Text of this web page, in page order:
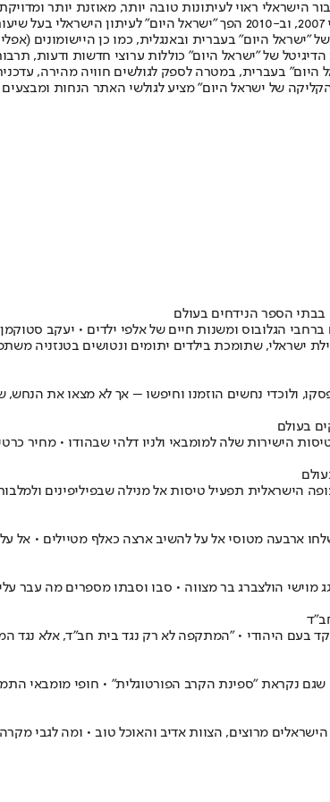
ראוי לעיתונות טובה יותר, מאוזנת יותר
תשלום. המהדורה המודפסת הראשונה פורסמה ב-30 ביולי 2007, וב-
של "ישראל היום" כוללות ערוצי חדשות ודעות,
היום" בעברית, במטרה לספק לגולשים חוויה מהירה,
של ישראל היום" מציע לגולשי האתר הנחות
הספר הנידחים בעולם
ישראלי, שתומכת בילדים יתומים ונטושים בטנזניה
בעולם
שלה למומבאי ולניו דלהי שבהודו • מחיר כרטיס
הישראלית תפעיל טיסות אל מנילה שבפיליפינים
ארבעה מטוסי אל על להשיב ארצה כאלף מטיילים • אל
בעם היהודי • "המתקפה לא רק נגד בית חב"ד, אלא נגד